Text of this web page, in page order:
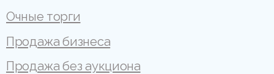
Очные торги
Продажа бизнеса
Продажа без аукциона